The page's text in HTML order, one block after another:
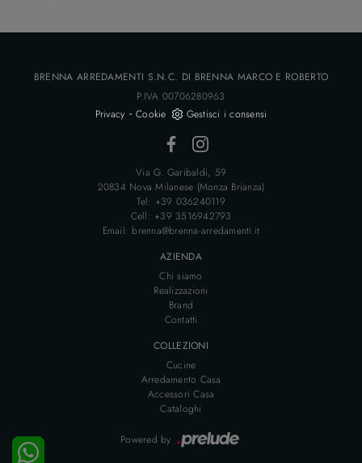
BRENNA ARREDAMENTI S.N.C. DI BRENNA MARCO E ROBERTO
P.IVA 00706280963
Privacy -Cookie Gestisci i consensi
Via G. Garibaldi, 59
20834 Nova Milanese (Monza Brianza)
Tel: +39 036240119
Cell: +39 3516942793
Email: brenna@brenna-arredamenti.it
AZIENDA
Chi siamo
Realizzazioni
Brand
Contatti
COLLEZIONI
Cucine
Arredamento Casa
Accessori Casa
Cataloghi
Powered by